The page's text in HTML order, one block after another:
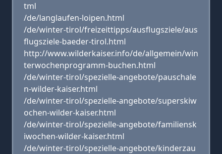
tml
/de/langlaufen-loipen.html
/de/winter-tirol/freizeittipps/ausflugsziele/aus
flugsziele-baeder-tirol.html
http://www.wilderkaiser.info/de/allgemein/win
terwochenprogramm-buchen.html
/de/winter-tirol/spezielle-angebote/pauschale
n-wilder-kaiser.html
/de/winter-tirol/spezielle-angebote/superskiw
ochen-wilder-kaiser.html
/de/winter-tirol/spezielle-angebote/familiensk
iwochen-wilder-kaiser.html
/de/winter-tirol/spezielle-angebote/kinderzau